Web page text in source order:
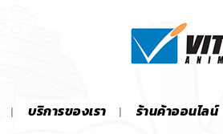
บริการของเรา ร้านค้าออนไลน์